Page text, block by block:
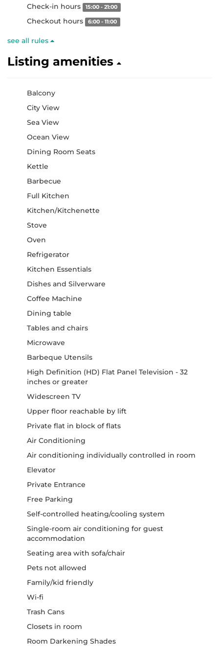
Check-in hours 15:00 - 21:00
Checkout hours 6:00 - 11:00
see all rules
Listing amenities
Balcony
City View
Sea View
Ocean View
Dining Room Seats
Kettle
Barbecue
Full Kitchen
Kitchen/Kitchenette
Stove
Oven
Refrigerator
Kitchen Essentials
Dishes and Silverware
Coffee Machine
Dining table
Tables and chairs
Microwave
Barbeque Utensils
High Definition (HD) Flat Panel Television - 32
inches or greater
Widescreen TV
Upper floor reachable by lift
Private flat in block of flats
Air Conditioning
Air conditioning individually controlled in room
Elevator
Private Entrance
Free Parking
Self-controlled heating/cooling system
Single-room air conditioning for guest
accommodation
Seating area with sofa/chair
Pets not allowed
Family/kid friendly
Wi-fi
Trash Cans
Closets in room
Room Darkening Shades